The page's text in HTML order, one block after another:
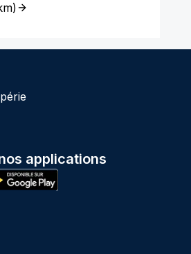
)
applications